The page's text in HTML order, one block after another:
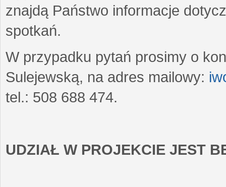
znajdą Państwo informacje
spotkań.
W przypadku pytań prosimy o
Sulejewską, na adres mailowy:
tel.: 508 688 474.
UDZIAŁ W PROJEKCIE JEST